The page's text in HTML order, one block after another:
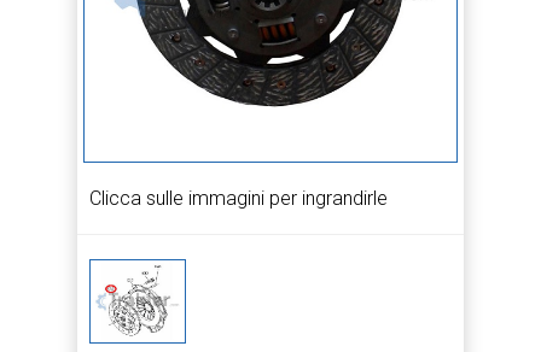
Clicca sulle immagini per ingrandirle